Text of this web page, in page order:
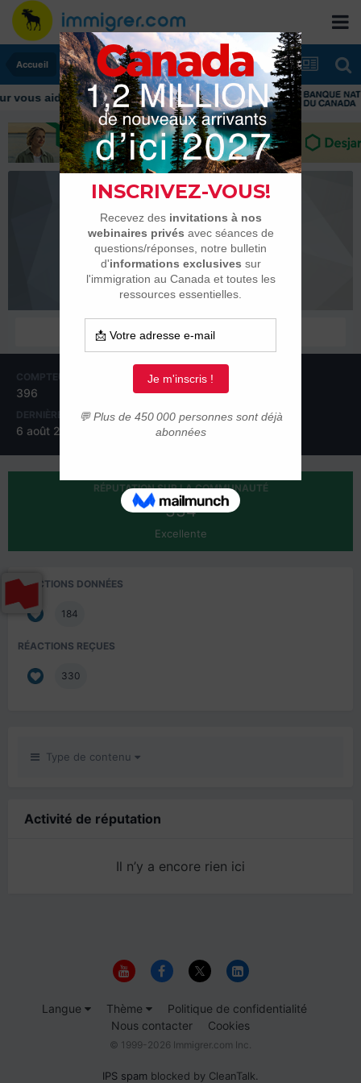
Accueil
vous aider tout au long de votre transition
happyday
Habitués
COMPTEUR DE CONTENUS
396
INSCRIPTION
11 octobre 2015
DERNIÈRE VISITE
6 août 2017
RÉPUTATION SUR LA COMMUNAUTÉ
334
Excellente
RÉACTIONS DONNÉES
184
RÉACTIONS REÇUES
330
Type de contenu
Activité de réputation
Il n’y a encore rien ici
Langue Thème
Politique de confidentialité
Nous contacter
Cookies
© 1999-2026 Immigrer.com Inc.
IPS spam blocked by CleanTalk.